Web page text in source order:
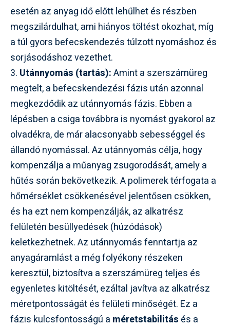
esetén az anyag idő előtt lehűlhet és részben
megszilárdulhat, ami hiányos töltést okozhat, míg
a túl gyors befecskendezés túlzott nyomáshoz és
sorjásodáshoz vezethet.
3. Utánnyomás (tartás):Amint a szerszámüreg
megtelt, a befecskendezési fázis után azonnal
megkezdődik az utánnyomás fázis. Ebben a
lépésben a csiga továbbra is nyomást gyakorol az
olvadékra, de már alacsonyabb sebességgel és
állandó nyomással. Az utánnyomás célja, hogy
kompenzálja a műanyag zsugorodását, amely a
hűtés során bekövetkezik. A polimerek térfogata a
hőmérséklet csökkenésével jelentősen csökken,
és ha ezt nem kompenzálják, az alkatrész
felületén besüllyedések (húzódások)
keletkezhetnek. Az utánnyomás fenntartja az
anyagáramlást a még folyékony részeken
keresztül, biztosítva a szerszámüreg teljes és
egyenletes kitöltését, ezáltal javítva az alkatrész
méretpontosságát és felületi minőségét. Ez a
fázis kulcsfontosságú a méretstabilitás és a